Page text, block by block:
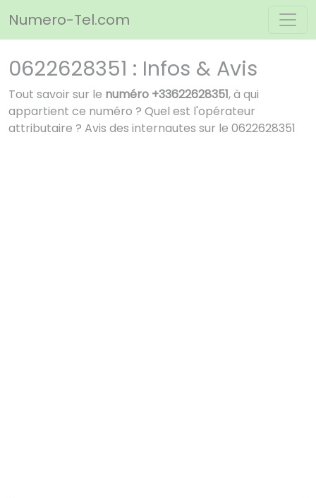
Numero-Tel.com
0622628351 : Infos & Avis
Tout savoir sur le numéro +33622628351, à qui
appartient ce numéro ? Quel est l'opérateur
attributaire ? Avis des internautes sur le 0622628351